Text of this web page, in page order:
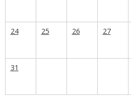
24 25 26 27
31